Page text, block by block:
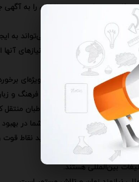
جذاب می‌تواند توجه مخاطبان را به
به سوالات و نظرات آنها می‌تواند به
نشان می‌دهد که شما به نیازهای
زبان‌های مختلف از اهمیت ویژه‌ای
نیست بلکه نیازمند درک عمیق از فرهنگ و
موثر و با لحنی مناسب به مخاطبان
عملکرد آگهی‌ها می‌تواند به شما در
مخاطبان با آگهی‌ها می‌توانید
بین‌المللی هستند.